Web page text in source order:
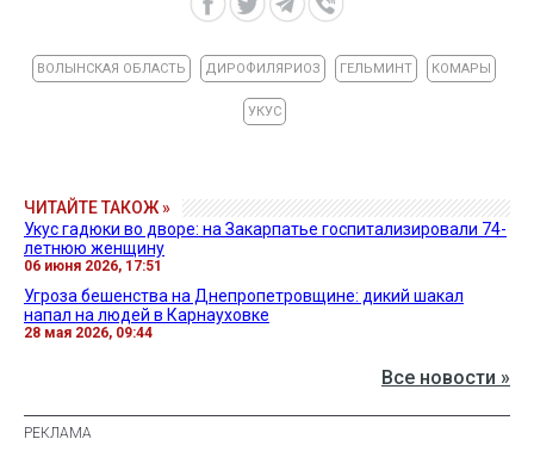
ВОЛЫНСКАЯ ОБЛАСТЬ ДИРОФИЛЯРИОЗ ГЕЛЬМИНТ КОМАРЫ
УКУС
ЧИТАЙТЕ ТАКОЖ »
Укус гадюки во дворе: на Закарпатье госпитализировали 74-
летнюю женщину
06 июня 2026, 17:51
Угроза бешенства на Днепропетровщине: дикий шакал
напал на людей в Карнауховке
28 мая 2026, 09:44
Все новости »